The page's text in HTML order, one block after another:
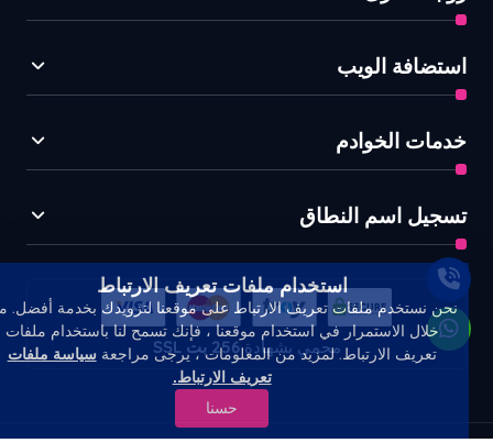
استضافة الويب
خدمات الخوادم
تسجيل اسم النطاق
محمي بشهادة256 بت SSL
استخدام ملفات تعريف الارتباط
نحن نستخدم ملفات تعريف الارتباط على موقعنا لتزويدك بخدمة أفضل.
خلال الاستمرار في استخدام موقعنا ، فإنك تسمح لنا باستخدام ملفات
تعريف الارتباط. لمزيد من المعلومات ، يرجى مراجعةسياسة ملفات
تعريف الارتباط.
حسنا